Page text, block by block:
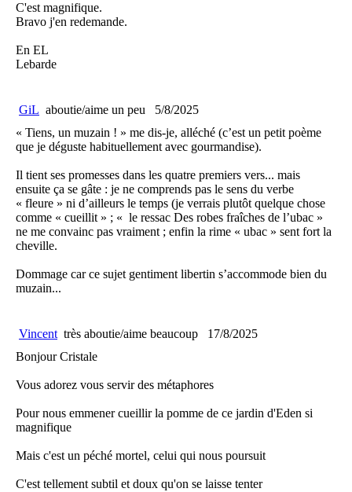
C'est magnifique.
Bravo j'en redemande.
En EL
Lebarde
GiL aboutie/aime un peu
5/8/2025
« Tiens, un muzain ! » me dis-je, alléché (c’est un petit poème
que je déguste habituellement avec gourmandise).
Il tient ses promesses dans les quatre premiers vers... mais
ensuite ça se gâte : je ne comprends pas le sens du verbe
« fleure » ni d’ailleurs le temps (je verrais plutôt quelque chose
comme « cueillit » ; « le ressac Des robes fraîches de l’ubac »
ne me convainc pas vraiment ; enfin la rime « ubac » sent fort la
cheville.
Dommage car ce sujet gentiment libertin s’accommode bien du
muzain...
Vincent très aboutie/aime beaucoup
17/8/2025
Bonjour Cristale
Vous adorez vous servir des métaphores
Pour nous emmener cueillir la pomme de ce jardin d'Eden si
magnifique
Mais c'est un péché mortel, celui qui nous poursuit
C'est tellement subtil et doux qu'on se laisse tenter